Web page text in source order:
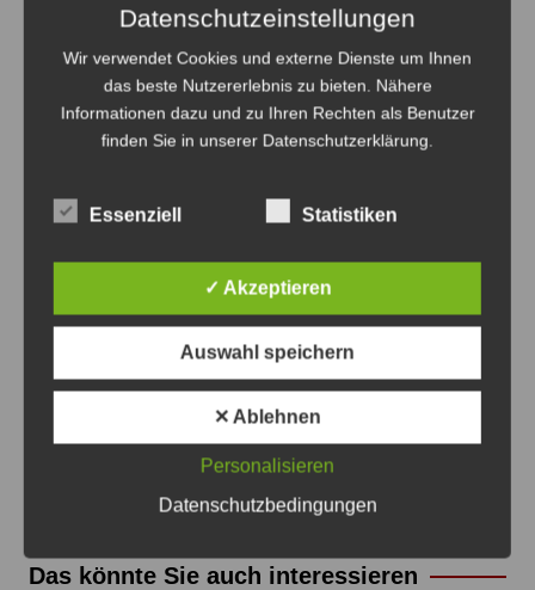
Unterstützung der Sehnder Vereine
Anzeige
Anzeige
Sehnde
Beitragsnavigation
Das könnte Sie auch interessieren
Datenschutzeinstellungen
Wir verwendet Cookies und externe Dienste um Ihnen
das beste Nutzererlebnis zu bieten. Nähere
Informationen dazu und zu Ihren Rechten als Benutzer
finden Sie in unserer Datenschutzerklärung.
Essenziell Statistiken
✓ Akzeptieren
Auswahl speichern
✕ Ablehnen
Personalisieren
Datenschutzbedingungen